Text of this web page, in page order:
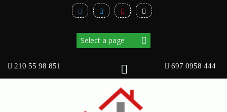
210 55 98 851 697 0958 444